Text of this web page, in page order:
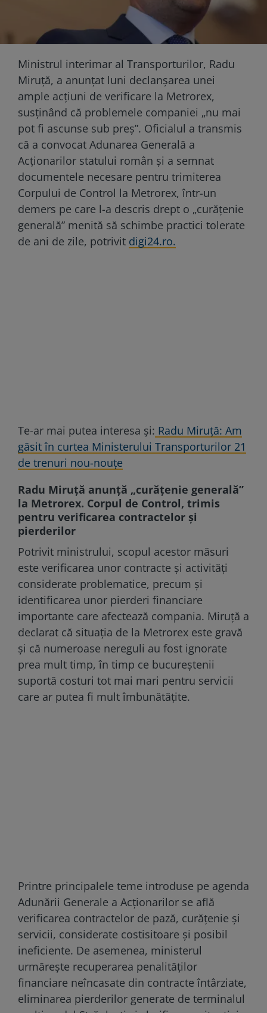
Ministrul interimar al Transporturilor, Radu
Miruță, a anunțat luni declanșarea unei
ample acțiuni de verificare la Metrorex,
susținând că problemele companiei „nu mai
pot fi ascunse sub preș”. Oficialul a transmis
că a convocat Adunarea Generală a
Acționarilor statului român și a semnat
documentele necesare pentru trimiterea
Corpului de Control la Metrorex, într-un
demers pe care l-a descris drept o „curățenie
generală” menită să schimbe practici tolerate
de ani de zile, potrivit digi24.ro.
Te-ar mai putea interesa și: Radu Miruță: Am
găsit în curtea Ministerului Transporturilor 21
de trenuri nou-nouțe
Radu Miruță anunță „curățenie generală”
la Metrorex. Corpul de Control, trimis
pentru verificarea contractelor și
pierderilor
Potrivit ministrului, scopul acestor măsuri
este verificarea unor contracte și activități
considerate problematice, precum și
identificarea unor pierderi financiare
importante care afectează compania. Miruță a
declarat că situația de la Metrorex este gravă
și că numeroase nereguli au fost ignorate
prea mult timp, în timp ce bucureștenii
suportă costuri tot mai mari pentru servicii
care ar putea fi mult îmbunătățite.
Printre principalele teme introduse pe agenda
Adunării Generale a Acționarilor se află
verificarea contractelor de pază, curățenie și
servicii, considerate costisitoare și posibil
ineficiente. De asemenea, ministerul
urmărește recuperarea penalităților
financiare neîncasate din contracte întârziate,
eliminarea pierderilor generate de terminalul